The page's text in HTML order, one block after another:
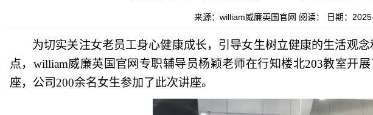
来源：william威廉英国官网 阅读： 日期：
为切实关注女老员工身心健康成长，引导女生树立健康的生活观念
点，william威廉英国官网专职辅导员杨颖老师在行知楼北203教室开
座，公司 200余名女生参加了此次讲座。